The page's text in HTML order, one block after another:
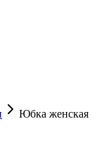
Юбка женская